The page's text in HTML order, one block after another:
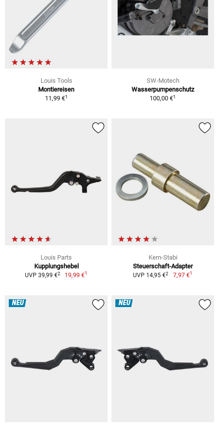
Louis Tools
Montiereisen
11,99 €1
SW-Motech
Wasserpumpenschutz
100,00 €1
Louis Parts
Kupplungshebel
UVP 39,99 €2 19,99 €1
Kern-Stabi
Steuerschaft-Adapter
UVP 14,95 €2 7,97 €1
NEU NEU